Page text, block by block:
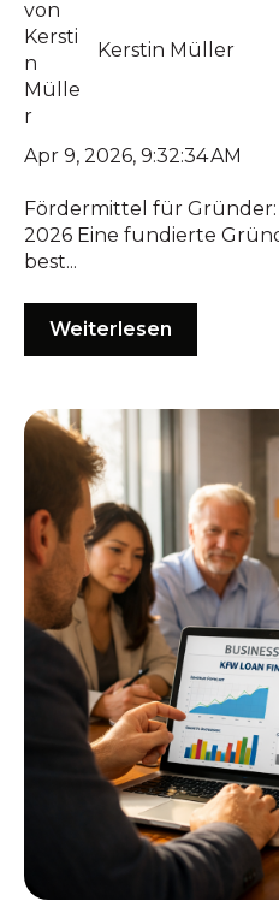
Kerstin Müller
Apr 9, 2026, 9:32:34 AM
Fördermittel für Gründer:
2026 Eine fundierte
best...
Weiterlesen